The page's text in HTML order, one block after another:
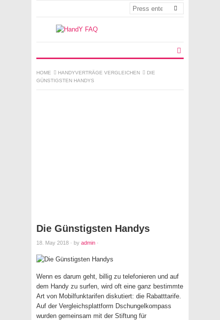
HOME HANDYVERTRÄGE VERGLEICHEN
DIE
GÜNSTIGSTEN HANDYS
Die Günstigsten Handys
18. May 2018 · by admin ·
Wenn es darum geht, billig zu telefonieren und auf
dem Handy zu surfen, wird oft eine ganz bestimmte
Art von Mobilfunktarifen diskutiert: die Rabatttarife.
Auf der Vergleichsplattform Dschungelkompass
wurden gemeinsam mit der Stiftung für